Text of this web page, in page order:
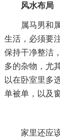
风水布局
属马男和
生活，必须要
保持干净整洁
多的杂物，尤
以在卧室里多
单被单，以及
家里还应